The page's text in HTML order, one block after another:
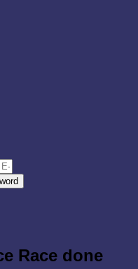
Race done